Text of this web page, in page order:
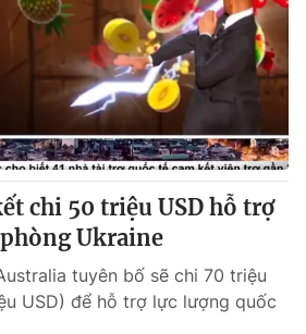
lai
Podcast
chi 50 triệu USD hỗ trợ
Ukraine
tuyên bố sẽ chi 70 triệu
USD) để hỗ trợ lực lượng quốc